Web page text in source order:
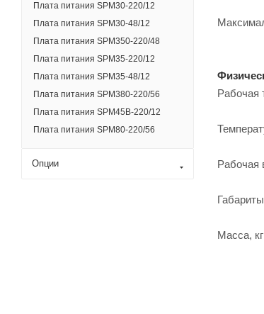
Рабочая
Рабочая
Масса,
Плата питания SPM30-220/12
Плата питания SPM30-48/12
Плата питания SPM350-220/48
Плата питания SPM35-220/12
Плата питания SPM35-48/12
Плата питания SPM380-220/56
Плата питания SPM45B-220/12
Плата питания SPM80-220/56
Опции